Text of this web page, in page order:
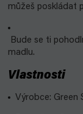
můžeš poskládat
Bude se ti
madlu.
Vlastnosti
Výrobce: Green